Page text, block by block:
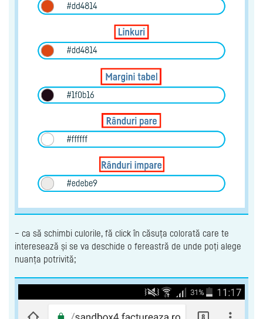
– ca să schimbi culorile, fă click în căsuța colorată care te
interesează și se va deschide o fereastră de unde poți alege
nuanța potrivită;